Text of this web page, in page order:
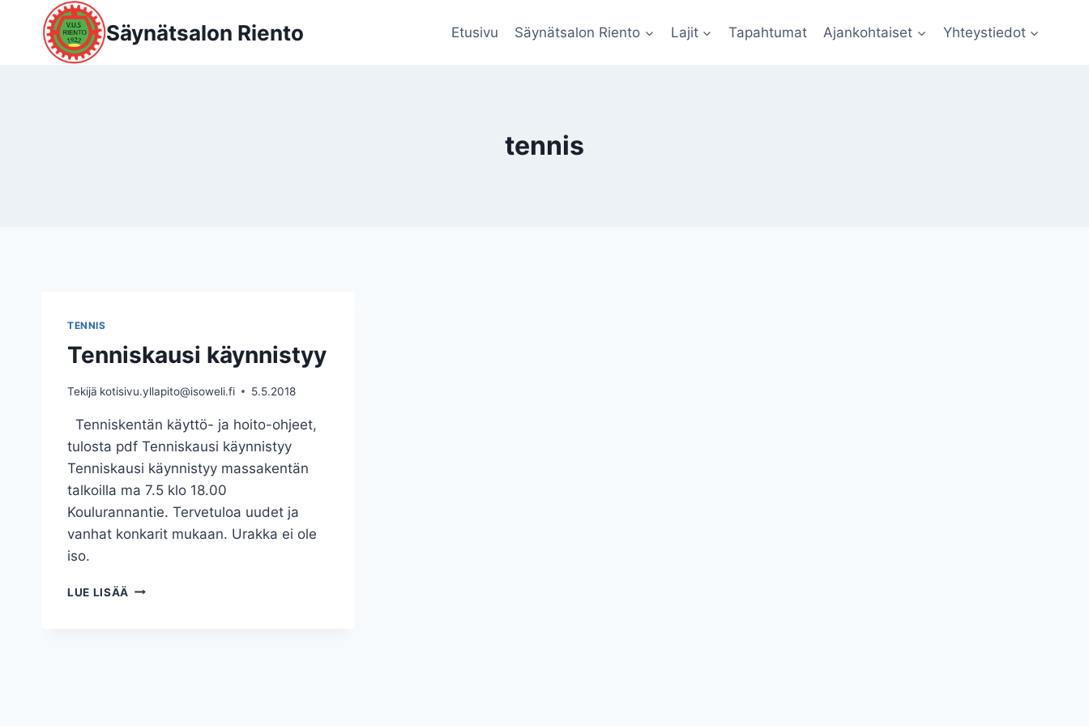
sisältöön
Säynätsalon Riento Etusivu Säynätsalon Riento Lajit Tapahtumat Ajankohtaiset Yhteystiedot
tennis
TENNIS
Tenniskausi käynnistyy
Tekijä kotisivu.yllapito@isoweli.fi 5.5.2018
Tenniskentän käyttö- ja hoito-ohjeet,
tulosta pdf Tenniskausi käynnistyy
Tenniskausi käynnistyy massakentän
talkoilla ma 7.5 klo 18.00
Koulurannantie. Tervetuloa uudet ja
vanhat konkarit mukaan. Urakka ei ole
iso.
LUE LISÄÄ TENNISKAUSI